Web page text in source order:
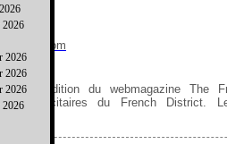
media.com
d’édition du webmagazine The
publicitaires du French District.
2026
2026
2026
2026